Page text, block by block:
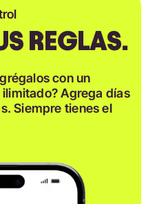
REGLAS.
con un
Agrega días
Siempre tienes el